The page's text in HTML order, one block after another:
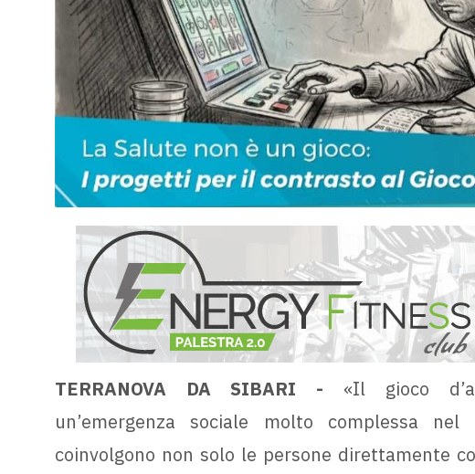
TERRANOVA DA SIBARI - «Il gioco
un’emergenza sociale molto complessa
coinvolgono non solo le persone direttamente